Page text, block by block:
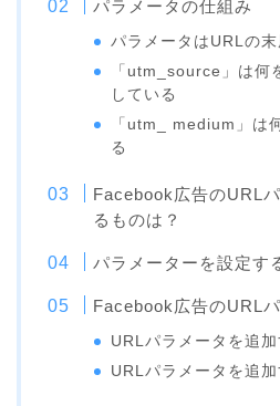
パラメータの仕組み
パラメータはURLの
「utm_source」は何
している
「utm_ medium」は
る
Facebook広告のURL
るものは？
パラメーターを設定す
Facebook広告のURL
URLパラメータを追
URLパラメータを追